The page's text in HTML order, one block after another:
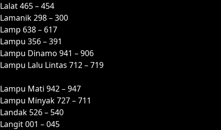
Lalat 465 – 454
Lamanik 298 – 300
Lamp 638 – 617
Lampu 356 – 391
Lampu Dinamo 941 – 906
Lampu Lalu Lintas 712 – 719
Lampu Mati 942 – 947
Lampu Minyak 727 – 711
Landak 526 – 540
Langit 001 – 045